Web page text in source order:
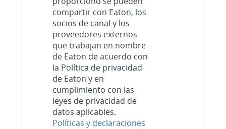
compartir con Eaton, los
socios de canal y los
proveedores externos
que trabajan en nombre
de Eaton de acuerdo con
la Política de privacidad
de Eaton y en
cumplimiento con las
leyes de privacidad de
datos aplicables.
Políticas y declaraciones